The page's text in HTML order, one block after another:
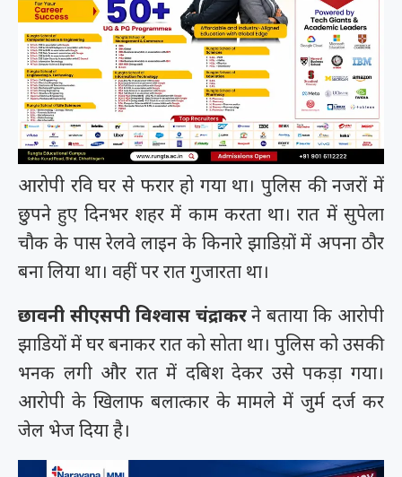
आरोपी रवि घर से फरार हो गया था। पुलिस की नजरों में
छुपने हुए दिनभर शहर में काम करता था। रात में सुपेला
चौक के पास रेलवे लाइन के किनारे झाडिय़ों में अपना ठौर
बना लिया था। वहीं पर रात गुजारता था।
छावनी सीएसपी विश्वास चंद्राकरने बताया कि आरोपी
झाडियों में घर बनाकर रात को सोता था। पुलिस को उसकी
भनक लगी और रात में दबिश देकर उसे पकड़ा गया।
आरोपी के खिलाफ बलात्कार के मामले में जुर्म दर्ज कर
जेल भेज दिया है।